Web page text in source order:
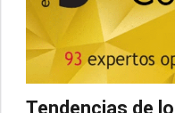
Tendencias de